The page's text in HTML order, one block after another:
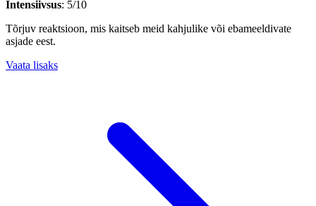
Intensiivsus: 5/10
Tõrjuv reaktsioon, mis kaitseb meid kahjulike või ebameeldivate
asjade eest.
Vaata lisaks